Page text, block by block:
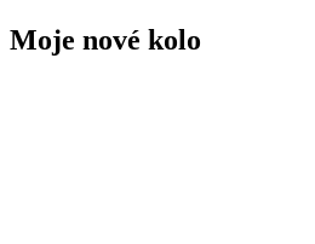
Moje nové kolo